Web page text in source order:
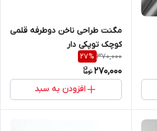
مگنت طراحی ناخن دوطرفه قلمی
کوچک توپکی دار
370,000
27%
270,000
افزودن به سبد